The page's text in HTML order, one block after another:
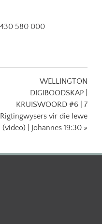
430 580 000
WELLINGTON
DIGIBOODSKAP |
KRUISWOORD #6 | 7
Rigtingwysers vir die lewe
(video) | Johannes 19:30 »